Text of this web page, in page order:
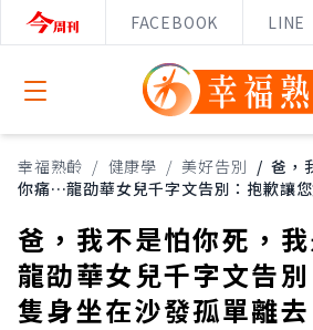
FACEBOOK LINE
Open menu
幸福熟齡 / 健康學 / 美好告別 / 爸，
你痛…龍劭華女兒千字文告別：抱歉讓
爸，我不是怕你死，
龍劭華女兒千字文告
隻身坐在沙發孤單離去